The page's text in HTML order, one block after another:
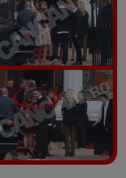
galeria foto